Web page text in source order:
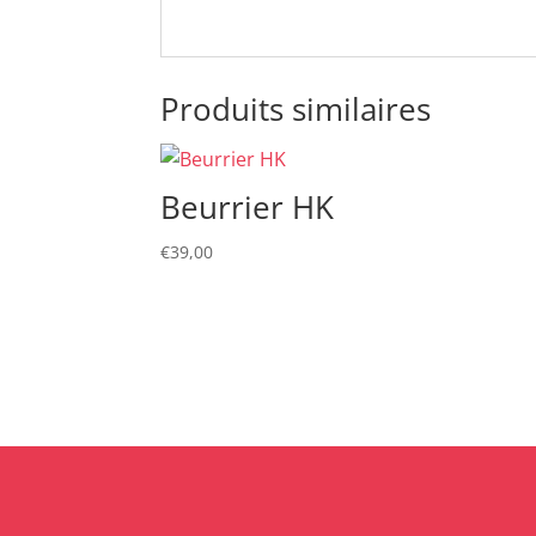
Produits similaires
Beurrier HK
€39,00